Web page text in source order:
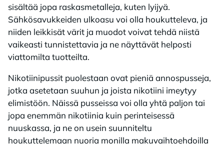
sisältää jopa raskasmetalleja, kuten lyijyä.
Sähkösavukkeiden ulkoasu voi olla houkutteleva, ja
niiden leikkisät värit ja muodot voivat tehdä niistä
vaikeasti tunnistettavia ja ne näyttävät helposti
viattomilta tuotteilta.
Nikotiinipussit puolestaan ovat pieniä annospusseja,
jotka asetetaan suuhun ja joista nikotiini imeytyy
elimistöön. Näissä pusseissa voi olla yhtä paljon tai
jopa enemmän nikotiinia kuin perinteisessä
nuuskassa, ja ne on usein suunniteltu
houkuttelemaan nuoria monilla makuvaihtoehdoilla